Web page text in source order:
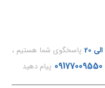
پاسخگوی شما هستیم ،
09177009550 پیام دهید